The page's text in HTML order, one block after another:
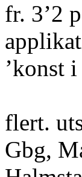
fr. 3’2
’konst
flert.
Gbg,